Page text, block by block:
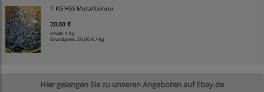
1 KG HSS Metallbohrer
20,00 €
Inhalt: 1 Kg
Grundpreis: 20,00 € / Kg
Hier gelangen Sie zu unseren Angeboten auf Ebay.de